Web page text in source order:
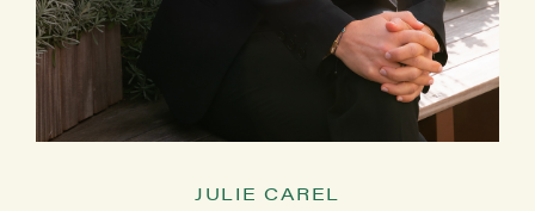
JULIE CAREL